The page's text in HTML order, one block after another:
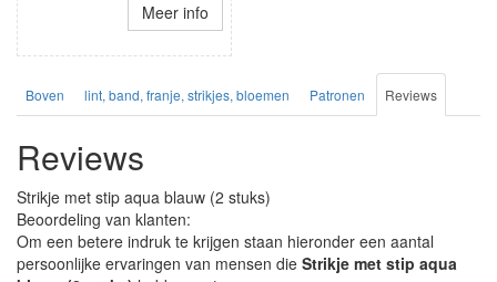
Meer info
Boven lint, band, franje, strikjes, bloemen Patronen Reviews
Reviews
Strikje met stip aqua blauw (2 stuks)
Beoordeling van klanten:
Om een betere indruk te krijgen staan hieronder een aantal
persoonlijke ervaringen van mensen die Strikje met stip aqua